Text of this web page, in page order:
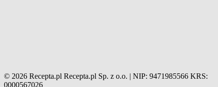
© 2026 Recepta.pl Recepta.pl Sp. z o.o. | NIP: 9471985566 KRS:
0000567026